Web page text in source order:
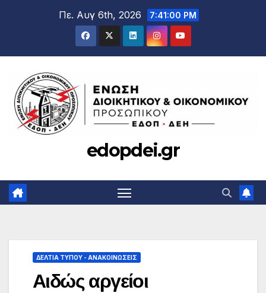
Πε. Αυγ 6th, 2026 7:41:02 PM
edopdei.gr
ΔΕΛΤΊΑ ΤΎΠΟΥ - ΑΝΑΚΟΙΝΏΣΕΙΣ
Αιδώς αργείοι